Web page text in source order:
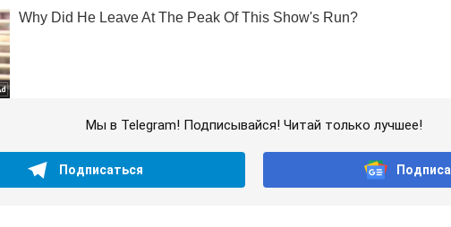
Мы в Telegram! Подписывайся! Читай только лучшее!
Подписаться